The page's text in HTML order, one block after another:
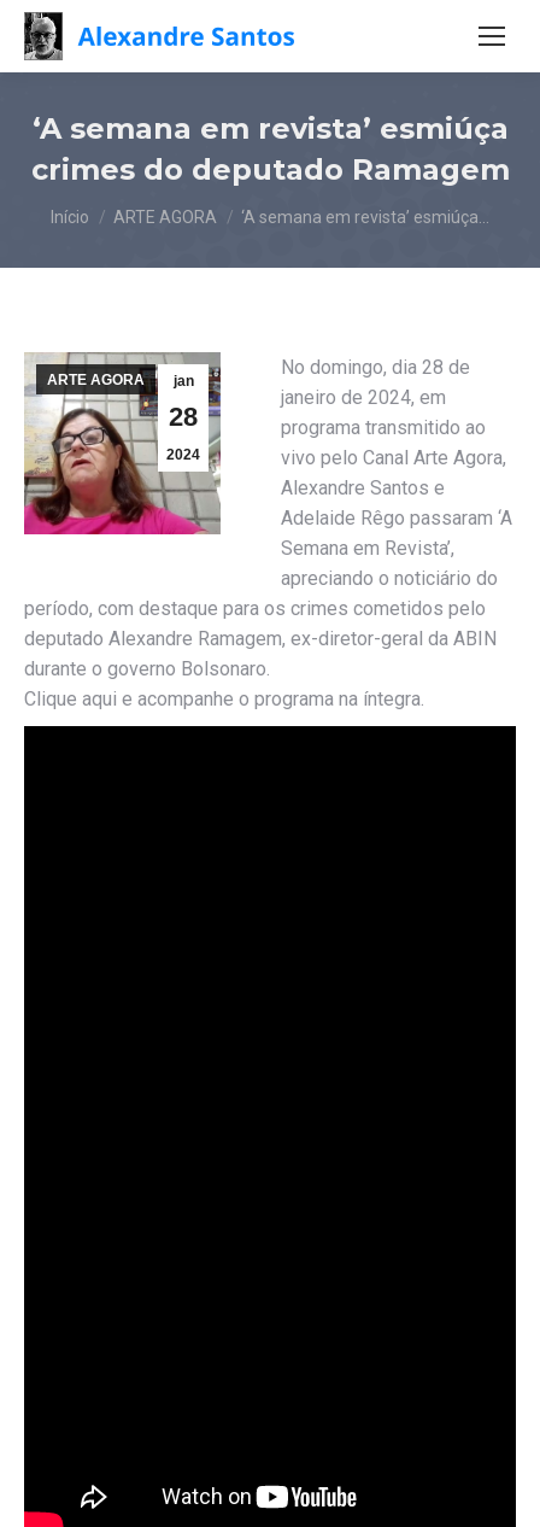
‘A semana em revista’ esmiúça
crimes do deputado Ramagem
Você está aqui:
Início ARTE AGORA ‘A semana em revista’ esmiúça…
jan
28
2024
ARTE AGORA
No domingo, dia 28 de
janeiro de 2024, em
programa transmitido ao
vivo pelo Canal Arte Agora,
Alexandre Santos e
Adelaide Rêgo passaram ‘A
Semana em Revista’,
apreciando o noticiário do
período, com destaque para os crimes cometidos pelo
deputado Alexandre Ramagem, ex-diretor-geral da ABIN
durante o governo Bolsonaro.
Clique aqui e acompanhe o programa na íntegra.